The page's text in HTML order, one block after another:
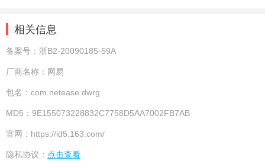
相关信息
备案号： 浙B2-20090185-59A
厂商名称： 网易
包名： com.netease.dwrg
MD5： 9E155073228832C7758D5AA7002FB7AB
官网： https://id5.163.com/
隐私协议： 点击查看